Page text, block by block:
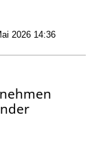
2026 14:36